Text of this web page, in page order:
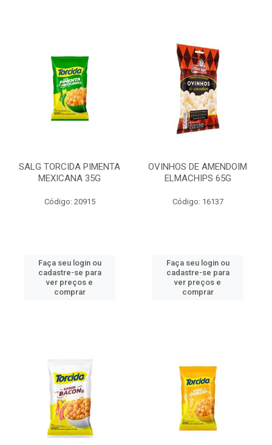
SALG TORCIDA PIMENTA
MEXICANA 35G
Código: 20915
Faça seu login ou
cadastre-se para
ver preços e
comprar
OVINHOS DE AMENDOIM
ELMACHIPS 65G
Código: 16137
Faça seu login ou
cadastre-se para
ver preços e
comprar